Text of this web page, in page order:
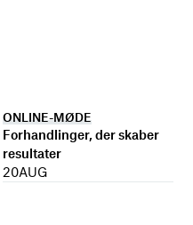
ONLINE-MØDE
Forhandlinger, der skaber
resultater
20AUG